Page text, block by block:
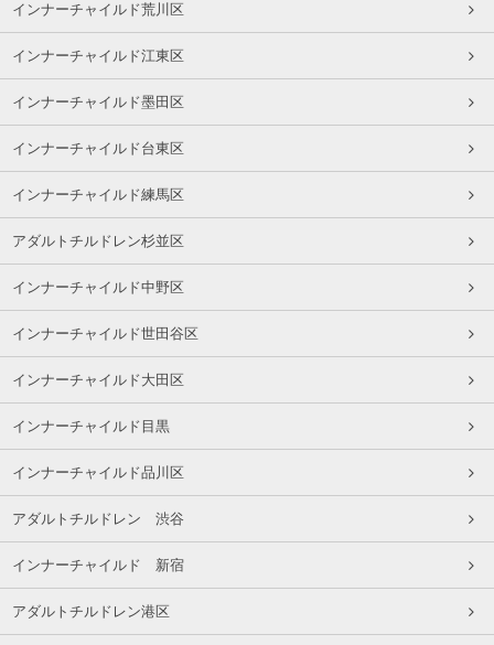
インナーチャイルド荒川区
インナーチャイルド江東区
インナーチャイルド墨田区
インナーチャイルド台東区
インナーチャイルド練馬区
アダルトチルドレン杉並区
インナーチャイルド中野区
インナーチャイルド世田谷区
インナーチャイルド大田区
インナーチャイルド目黒
インナーチャイルド品川区
アダルトチルドレン 渋谷
インナーチャイルド 新宿
アダルトチルドレン港区